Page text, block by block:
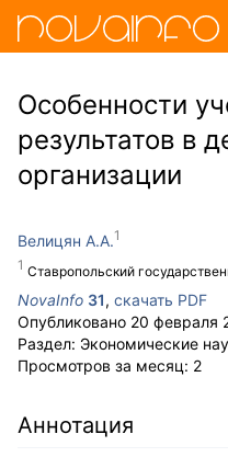
Особенности
результатов в
организации
Велицян А.А.
Ставропольский
NovaInfo 31, скачать PDF
Опубликовано 20 февраля
Раздел: Экономические
Просмотров за месяц: 2
Аннотация